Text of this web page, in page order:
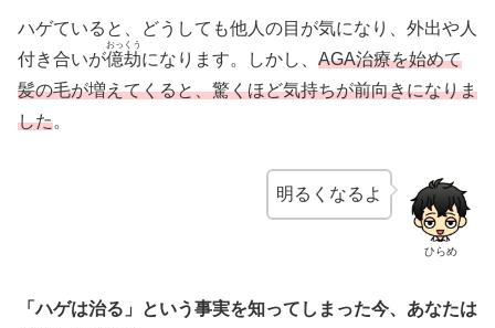
ハゲていると、どうしても他人の目が気になり、外出や人
付き合いが億劫
おっくう
になります。しかし、 AGA治療を始めて
髪の毛が増えてくると、驚くほど気持ちが前向きになりま
した。
ひらめ
明るくなるよ
「ハゲは治る」という事実を知ってしまった今、あなたは